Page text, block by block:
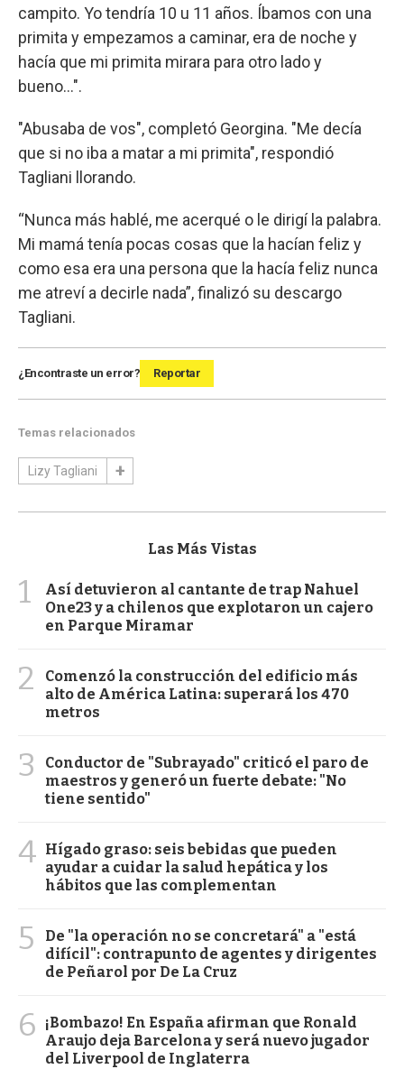
campito. Yo tendría 10 u 11 años. Íbamos con una
primita y empezamos a caminar, era de noche y
hacía que mi primita mirara para otro lado y
bueno...".
"Abusaba de vos", completó Georgina. "Me decía
que si no iba a matar a mi primita", respondió
Tagliani llorando.
“Nunca más hablé, me acerqué o le dirigí la palabra.
Mi mamá tenía pocas cosas que la hacían feliz y
como esa era una persona que la hacía feliz nunca
me atreví a decirle nada”, finalizó su descargo
Tagliani.
¿Encontraste un error? Reportar
Temas relacionados
Lizy Tagliani
Las Más Vistas
1
Así detuvieron al cantante de trap Nahuel
One23 y a chilenos que explotaron un cajero
en Parque Miramar
2
Comenzó la construcción del edificio más
alto de América Latina: superará los 470
metros
3
Conductor de "Subrayado" criticó el paro de
maestros y generó un fuerte debate: "No
tiene sentido"
4 Hígado graso: seis bebidas que pueden
ayudar a cuidar la salud hepática y los
hábitos que las complementan
5
De "la operación no se concretará" a "está
difícil": contrapunto de agentes y dirigentes
de Peñarol por De La Cruz
6
¡Bombazo! En España afirman que Ronald
Araujo deja Barcelona y será nuevo jugador
del Liverpool de Inglaterra